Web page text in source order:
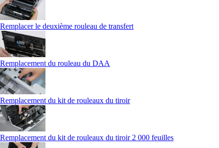
Remplacer le deuxième rouleau de transfert
Remplacement du rouleau du DAA
Remplacement du kit de rouleaux du tiroir
Remplacement du kit de rouleaux du tiroir 2 000 feuilles